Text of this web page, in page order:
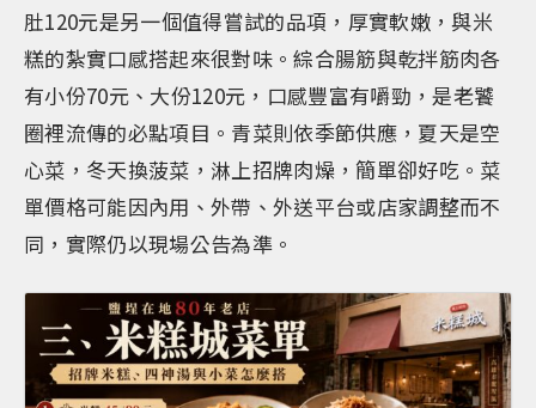
肚120元是另一個值得嘗試的品項，厚實軟嫩，與米
糕的紮實口感搭起來很對味。綜合腸筋與乾拌筋肉各
有小份70元、大份120元，口感豐富有嚼勁，是老饕
圈裡流傳的必點項目。青菜則依季節供應，夏天是空
心菜，冬天換菠菜，淋上招牌肉燥，簡單卻好吃。菜
單價格可能因內用、外帶、外送平台或店家調整而不
同，實際仍以現場公告為準。